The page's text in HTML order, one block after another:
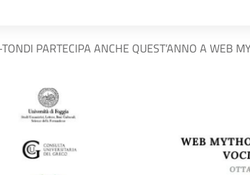
PARTECIPA ANCHE QUEST’ANNO A WEB